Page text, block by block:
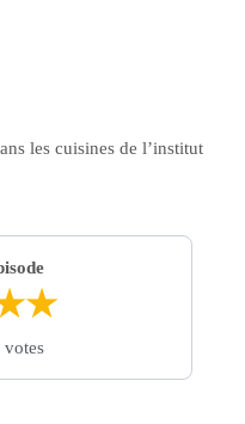
les cuisines de l’institut
★
votes